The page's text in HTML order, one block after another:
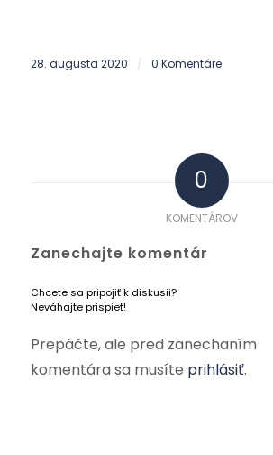
28. augusta 2020 / 0 Komentáre
0
KOMENTÁROV
Zanechajte komentár
Chcete sa pripojiť k diskusii?
Neváhajte prispieť!
Prepáčte, ale pred zanechaním
komentára sa musíte prihlásiť.